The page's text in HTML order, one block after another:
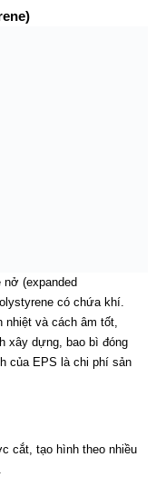
nở (expanded
có chứa khí.
và cách âm tốt,
xây dựng, bao bì đóng
của EPS là chi phí sản
cắt, tạo hình theo nhiều